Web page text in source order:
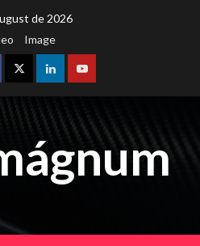
de 2026
Image
TwitterLinkedinYoutube